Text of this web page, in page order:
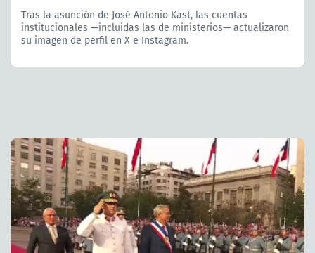
Tras la asunción de José Antonio Kast, las cuentas
institucionales —incluidas las de ministerios— actualizaron
su imagen de perfil en X e Instagram.